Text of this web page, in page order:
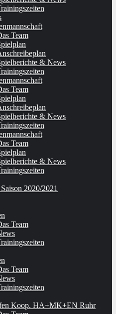
Team
& News
Team
& News
Team
& News
2020/2021
Team
Team
Koop. HA+MK+EN Ruhr